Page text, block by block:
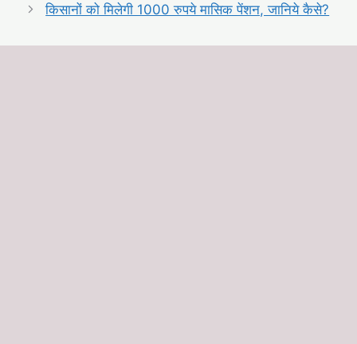
किसानों को मिलेगी 1000 रुपये मासिक पेंशन, जानिये कैसे?